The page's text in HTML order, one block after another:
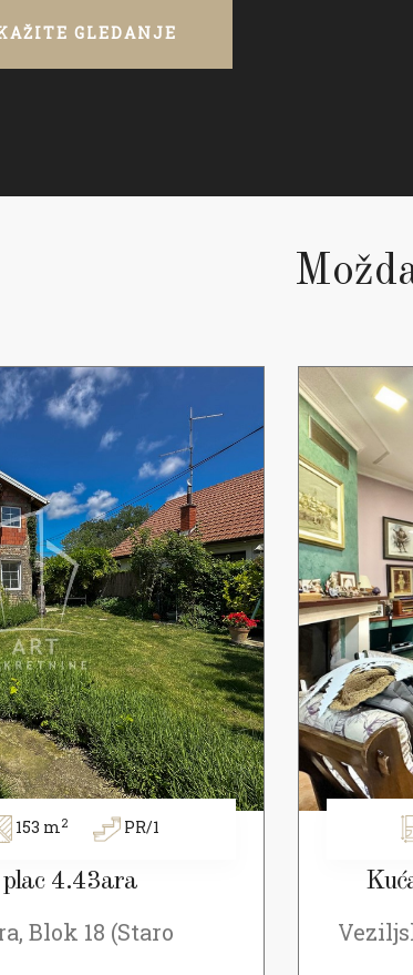
GLEDANJE
153 m2 PR/1
4.43ara
Blok 18 (Staro